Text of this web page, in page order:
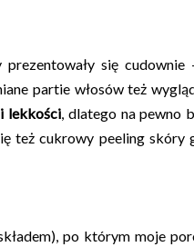
prezentowały się
partie włosów też
lekkości , dlatego na pewno
też cukrowy peeling skóry
po którym moje